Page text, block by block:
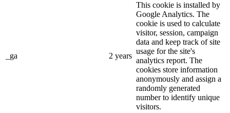
_ga 2 years
This cookie is installed by
Google Analytics. The
cookie is used to calculate
visitor, session, campaign
data and keep track of site
usage for the site's
analytics report. The
cookies store information
anonymously and assign a
randomly generated
number to identify unique
visitors.